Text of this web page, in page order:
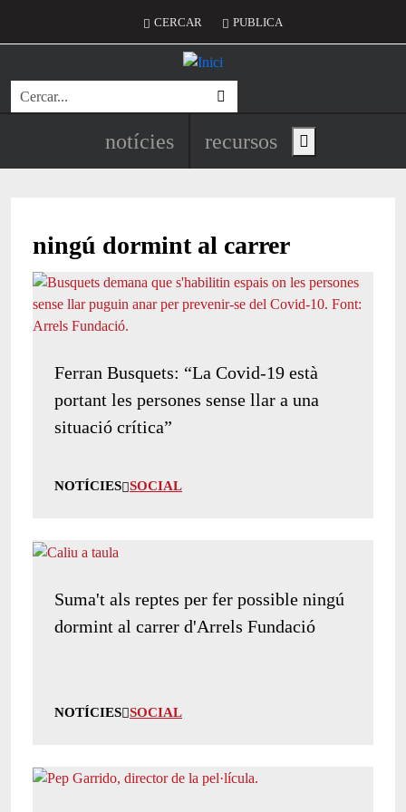
Menú del compte d'usuari
CERCAR PUBLICA
Cerca
Navegació principal de
notícies recursos Show main menu
ningú dormint al carrer
Ferran Busquets: “La Covid-19 està
portant les persones sense llar a una
situació crítica”
NOTÍCIES SOCIAL
Suma't als reptes per fer possible ningú
dormint al carrer d'Arrels Fundació
NOTÍCIES SOCIAL